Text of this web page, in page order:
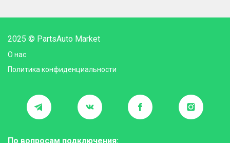
2025 © PartsAuto Market
О нас
Политика конфиденциальности
По вопросам подключения: